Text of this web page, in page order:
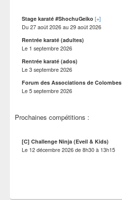
Stage karaté #ShochuGeiko [+]
Du27 août 2026au29 août 2026
Rentrée karaté (adultes)
Le 1 septembre 2026
Rentrée karaté (ados)
Le3 septembre 2026
Forum des Associations de Colombes
Le5 septembre 2026
Prochaines compétitions :
[C] Challenge Ninja (Eveil & Kids)
Le 12 décembre 2026de8h30à 13h15